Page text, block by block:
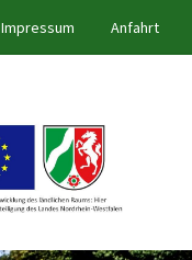
Impressum Anfahrt